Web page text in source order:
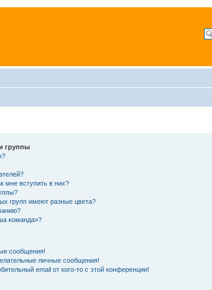
группы
мне вступить в них?
групп имеют разные цвета?
команда»?
сообщения!
личные сообщения!
email от кого-то с этой конференции!